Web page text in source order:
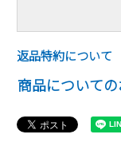
返品特約について
商品について